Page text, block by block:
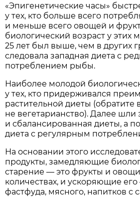
«Эпигенетические часы»
у тех, кто больше всего
и меньше всего овощей и
биологический возраст у этих
25 лет был выше, чем в других
следовала западная диета с
потреблением рыбы.
Наиболее молодой
у тех, кто придерживался
растительной диеты (обратите
не вегетарианство). Далее шли
и сбалансированная диеты, а
диета с регулярным
На основании этого
продукты, замедляющие
старение — это фрукты и
количествах, и ускоряющие
фастфуда, мясного, напитков с